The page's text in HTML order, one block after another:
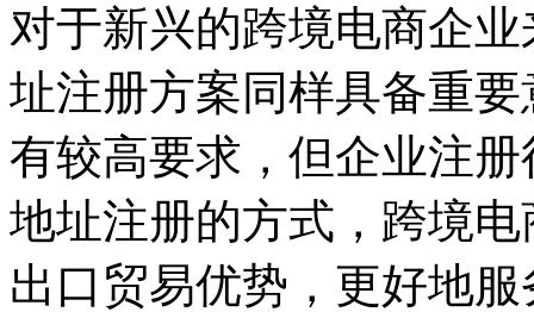
对于新兴的跨境电商企
址注册方案同样具备重
有较高要求，但企业注
地址注册的方式，跨境
出口贸易优势，更好地